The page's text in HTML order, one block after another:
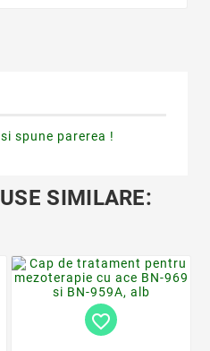
spune parerea !
SIMILARE:
favorite_border